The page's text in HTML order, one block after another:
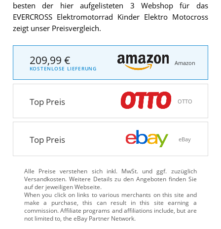
besten der hier aufgelisteten 3 Webshop für das
EVERCROSS Elektromotorrad Kinder Elektro Motocross
zeigt unser Preisvergleich.
209,99 €
KOSTENLOSE LIEFERUNG
Amazon
Top Preis OTTO
Top Preis eBay
Alle Preise verstehen sich inkl. MwSt. und ggf. zuzüglich
Versandkosten. Weitere Details zu den Angeboten finden Sie
auf der jeweiligen Webseite.